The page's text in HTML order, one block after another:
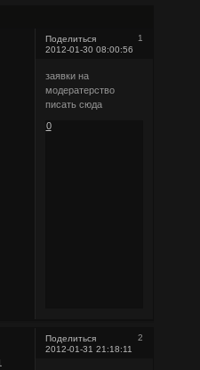
Поделиться
1
2012-01-30 08:00:56
заявки на
модератерство
писать сюда
0
Поделиться
2
2012-01-31 21:18:11